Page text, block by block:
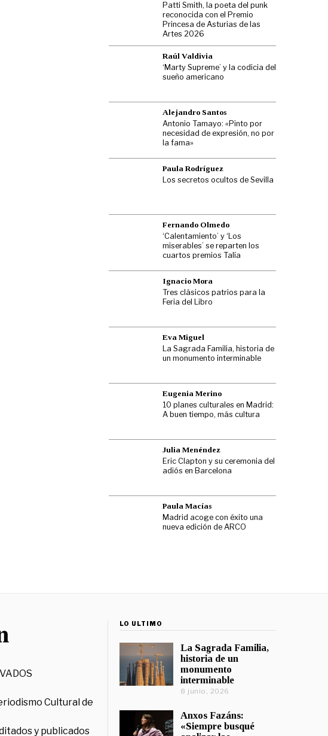
Patti Smith, la poeta del punk
reconocida con el Premio
Princesa de Asturias de las
Artes 2026
Raúl Valdivia
‘Marty Supreme’ y la codicia del
sueño americano
Alejandro Santos
Antonio Tamayo: «Pinto por
necesidad de expresión, no por
la fama»
Paula Rodríguez
Los secretos ocultos de Sevilla
Fernando Olmedo
‘Calentamiento’ y ‘Los
miserables’ se reparten los
cuartos premios Talía
Ignacio Mora
Tres clásicos patrios para la
Feria del Libro
Eva Miguel
La Sagrada Familia, historia de
un monumento interminable
Eugenia Merino
10 planes culturales en Madrid:
A buen tiempo, más cultura
Julia Menéndez
Eric Clapton y su ceremonia del
adiós en Barcelona
Paula Macías
Madrid acoge con éxito una
nueva edición de ARCO
Cultural de
y publicados
LO ÚLTIMO
La Sagrada Familia,
historia de un
monumento
interminable
8 junio, 2026
Anxos Fazáns:
«Siempre busqué